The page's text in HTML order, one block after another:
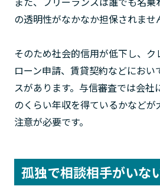
の透明性がなかなか担保されませ
そのため社会的信用が低下し、
ローン申請、賃貸契約などにおい
スがあります。与信審査では会
のくらい年収を得ているかなどが
注意が必要です。
孤独で相談相手がいな